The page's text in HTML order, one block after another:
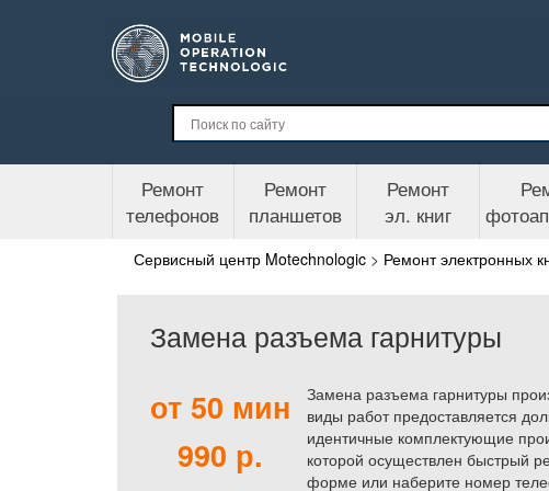
Ремонт
телефонов
Ремонт
планшетов
Ремонт
эл. книг
Сервисный центр Motechnologic > Ремонт электронных
Замена разъема гарнитуры
от 50 мин
990 р.
Замена разъема гарнитуры
виды работ предоставляется
идентичные комплектующие
которой осуществлен быстрый
форме или наберите номер